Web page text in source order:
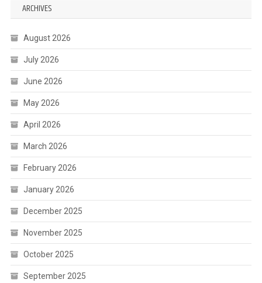
ARCHIVES
August 2026
July 2026
June 2026
May 2026
April 2026
March 2026
February 2026
January 2026
December 2025
November 2025
October 2025
September 2025